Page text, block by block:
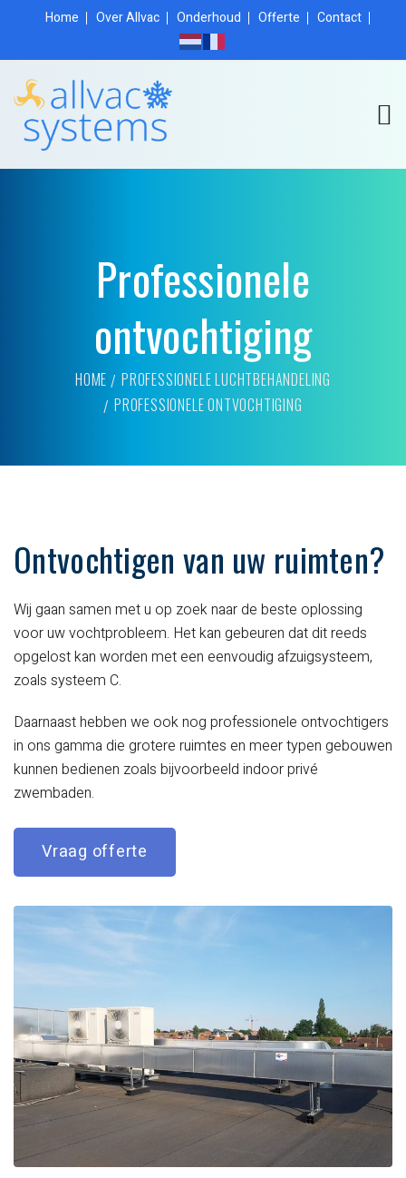
Home Over Allvac Onderhoud Offerte Contact
Professionele
ontvochtiging
HOME
PROFESSIONELE LUCHTBEHANDELING
PROFESSIONELE ONTVOCHTIGING
Ontvochtigen van uw ruimten?
Wij gaan samen met u op zoek naar de beste oplossing
voor uw vochtprobleem. Het kan gebeuren dat dit reeds
opgelost kan worden met een eenvoudig afzuigsysteem,
zoals systeem C.
Daarnaast hebben we ook nog professionele ontvochtigers
in ons gamma die grotere ruimtes en meer typen gebouwen
kunnen bedienen zoals bijvoorbeeld indoor privé
zwembaden.
Vraag offerte